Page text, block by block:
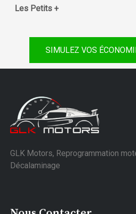
Les Petits +
SIMULEZ VOS
GLK Motors, Reprogrammation
Décalaminage